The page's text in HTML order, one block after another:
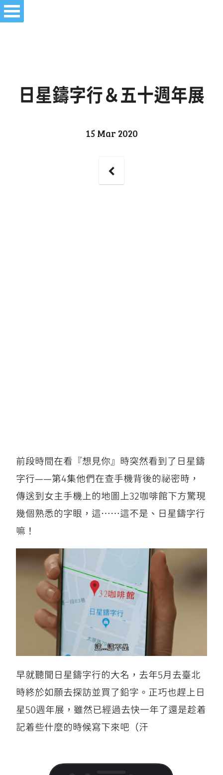
日星鑄字行＆五十週年展
15 Mar 2020
前段時間在看『想見你』時突然看到了日星鑄
字行——第4集他們在查手機背後的祕密時，
傳送到女主手機上的地圖上32咖啡館下方驚現
幾個熟悉的字眼，這……這不是、日星鑄字行
嘛！
早就聽聞日星鑄字行的大名，去年5月去臺北
時終於如願去探訪並買了鉛字。正巧也趕上日
星50週年展，雖然已經過去快一年了還是趁着
記着些什麼的時候寫下來吧（汗